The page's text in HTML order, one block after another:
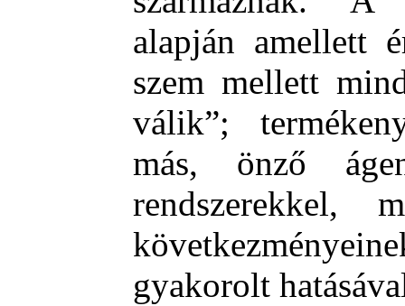
alapján amellett
szem mellett
válik”;
más, önző
rendszerekkel,
gyakorolt